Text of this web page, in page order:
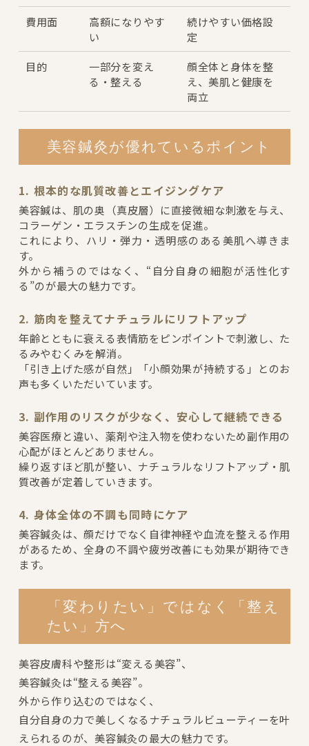
費用面
高額になりやす
い
続けやすい価格設
定
目的
一部分を変え
る・整える
顔全体と身体を整
え、美肌と健康を
両立
美容鍼灸が優れているポイント
1. 根本的な肌質改善とエイジングケア
美容鍼は、肌の奥（真皮層）に直接微細な刺激を与え、
コラーゲン・エラスチンの生成を促進。
これにより、ハリ・弾力・透明感のある美肌へ導きま
す。
外から補うのではなく、“自分自身の細胞が活性化す
る”のが最大の魅力です。
2. 筋肉を整えてナチュラルにリフトアップ
年齢とともに衰える表情筋をピンポイントで刺激し、た
るみやむくみを解消。
「引き上げた感が自然」「小顔効果が持続する」とのお
声も多くいただいています。
3. 副作用のリスクが少なく、安心して継続できる
美容医療と違い、薬剤や注入物を使わないため副作用の
心配がほとんどありません。
繰り返すほど肌が整い、ナチュラルなリフトアップ・肌
質改善が定着していきます。
4. 身体全体の不調も同時にケア
美容鍼灸は、顔だけでなく自律神経や血流を整える作用
があるため、全身の不調や疲労改善にも効果が期待でき
ます。
「変わりたい」ではなく「整え
たい」方へ
美容皮膚科や整形は“変える美容”、
美容鍼灸は“整える美容”。
外から作り込むのではなく、
自分自身の力で美しくなるナチュラルビューティーを叶
えられるのが、美容鍼灸の最大の魅力です。